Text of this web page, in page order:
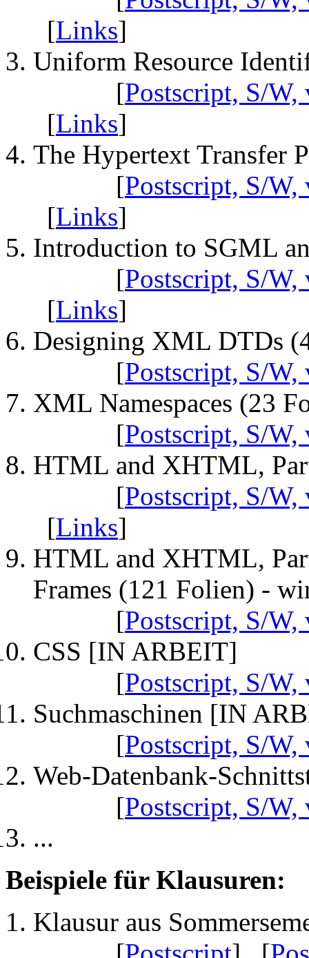
[Links]
Uniform Resource
[Postscript, S/
[Links]
The Hypertext Transfer
[Postscript, S/
[Links]
Introduction to SGML
[Postscript, S/
[Links]
Designing XML DTDs
[Postscript, S/
XML Namespaces (23
[Postscript, S/
HTML and XHTML,
[Postscript, S/
[Links]
HTML and XHTML,
Frames (121 Folien) -
[Postscript, S/
CSS [IN ARBEIT]
[Postscript, S/
Suchmaschinen [IN
[Postscript, S/
Web-Datenbank-
[Postscript, S/
...
Beispiele für Klausuren:
Klausur aus